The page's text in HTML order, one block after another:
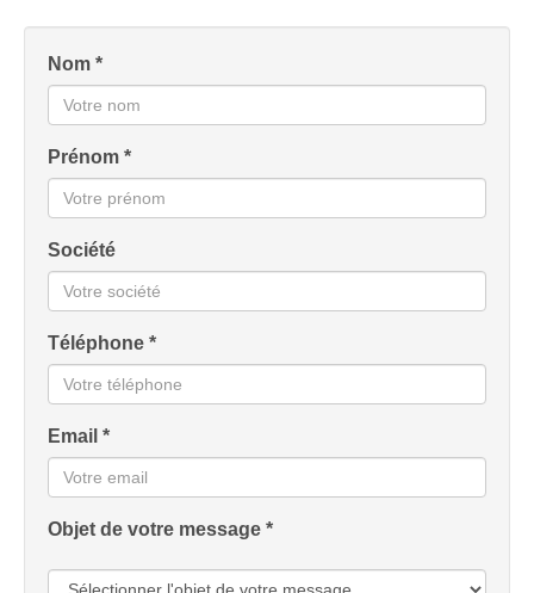
Nom *
Prénom *
Société
Téléphone *
Email *
Objet de votre message *